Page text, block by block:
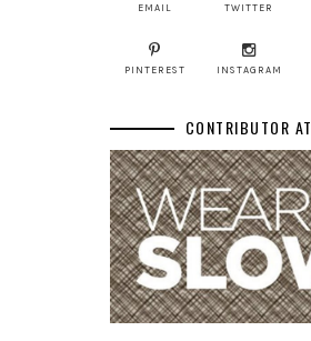
EMAIL TWITTER
PINTEREST INSTAGRAM
CONTRIBUTOR AT